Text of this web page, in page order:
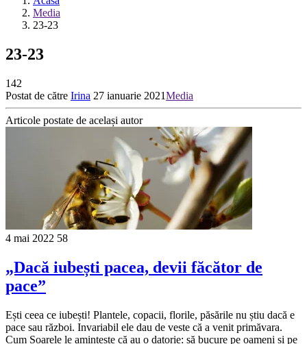
Media
23-23
23-23
142
Postat de către Irina 27 ianuarie 2021Media
Articole postate de același autor
4 mai 2022 58
„Dacă iubești pacea, devii făcător de
pace”
Ești ceea ce iubești! Plantele, copacii, florile, păsările nu știu dacă e
pace sau război. Invariabil ele dau de veste că a venit primăvara.
Cum Soarele le amintește că au o datorie: să bucure pe oameni și pe